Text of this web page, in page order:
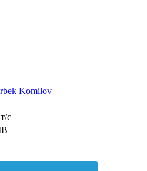
Komilov
с